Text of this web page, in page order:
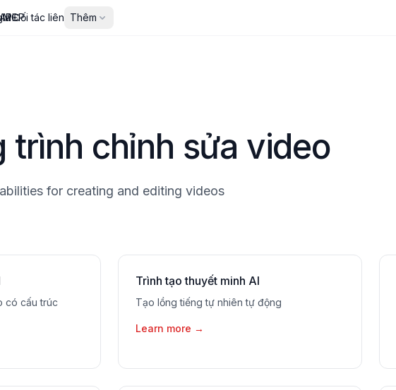
MCPĐối tác liên kếtThêm
trình chỉnh sửa video
for creating and editing videos
có cấu trúc
Trình tạo thuyết minh AI
Tạo lồng tiếng tự nhiên tự động
Learn more →